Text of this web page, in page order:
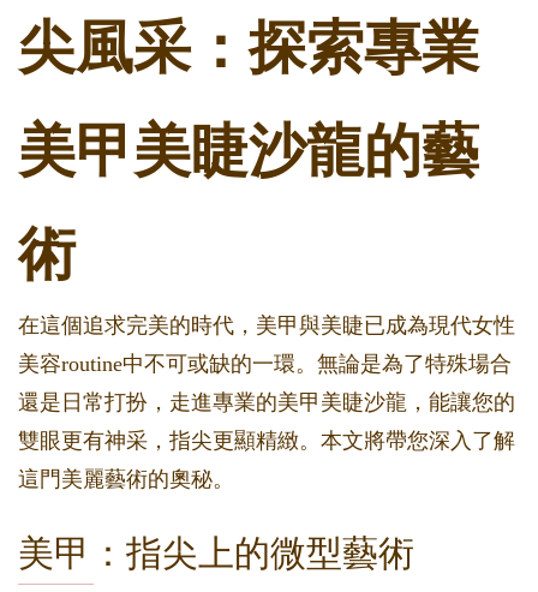
尖風采：探索專業
美甲美睫沙龍的藝
術
在這個追求完美的時代，美甲與美睫已成為現代女性
美容routine中不可或缺的一環。無論是為了特殊場合
還是日常打扮，走進專業的美甲美睫沙龍，能讓您的
雙眼更有神采，指尖更顯精緻。本文將帶您深入了解
這門美麗藝術的奧秘。
美甲：指尖上的微型藝術